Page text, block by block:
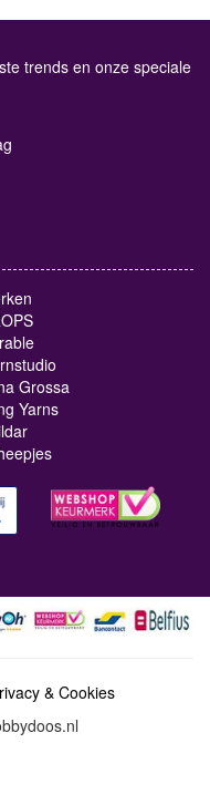
trends en onze speciale
Grossa
Yarns
& Cookies